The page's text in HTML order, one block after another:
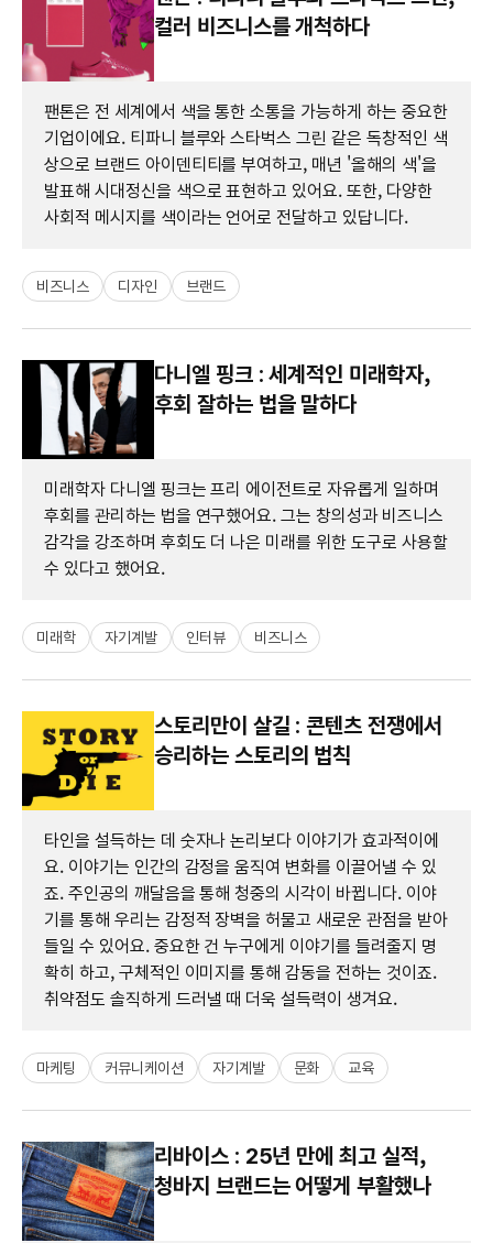
컬러 비즈니스를 개척하다
팬톤은 전 세계에서 색을 통한 소통을 가능하게 하는 중요한
기업이에요. 티파니 블루와 스타벅스 그린 같은 독창적인 색
상으로 브랜드 아이덴티티를 부여하고, 매년 '올해의 색'을
발표해 시대정신을 색으로 표현하고 있어요. 또한, 다양한
사회적 메시지를 색이라는 언어로 전달하고 있답니다.
비즈니스 디자인 브랜드
다니엘 핑크 : 세계적인 미래학자,
후회 잘하는 법을 말하다
미래학자 다니엘 핑크는 프리 에이전트로 자유롭게 일하며
후회를 관리하는 법을 연구했어요. 그는 창의성과 비즈니스
감각을 강조하며 후회도 더 나은 미래를 위한 도구로 사용할
수 있다고 했어요.
미래학 자기계발 인터뷰 비즈니스
스토리만이 살길 : 콘텐츠 전쟁에서
승리하는 스토리의 법칙
타인을 설득하는 데 숫자나 논리보다 이야기가 효과적이에
요. 이야기는 인간의 감정을 움직여 변화를 이끌어낼 수 있
죠. 주인공의 깨달음을 통해 청중의 시각이 바뀝니다. 이야
기를 통해 우리는 감정적 장벽을 허물고 새로운 관점을 받아
들일 수 있어요. 중요한 건 누구에게 이야기를 들려줄지 명
확히 하고, 구체적인 이미지를 통해 감동을 전하는 것이죠.
취약점도 솔직하게 드러낼 때 더욱 설득력이 생겨요.
마케팅 커뮤니케이션 자기계발 문화 교육
리바이스 : 25년 만에 최고 실적,
청바지 브랜드는 어떻게 부활했나